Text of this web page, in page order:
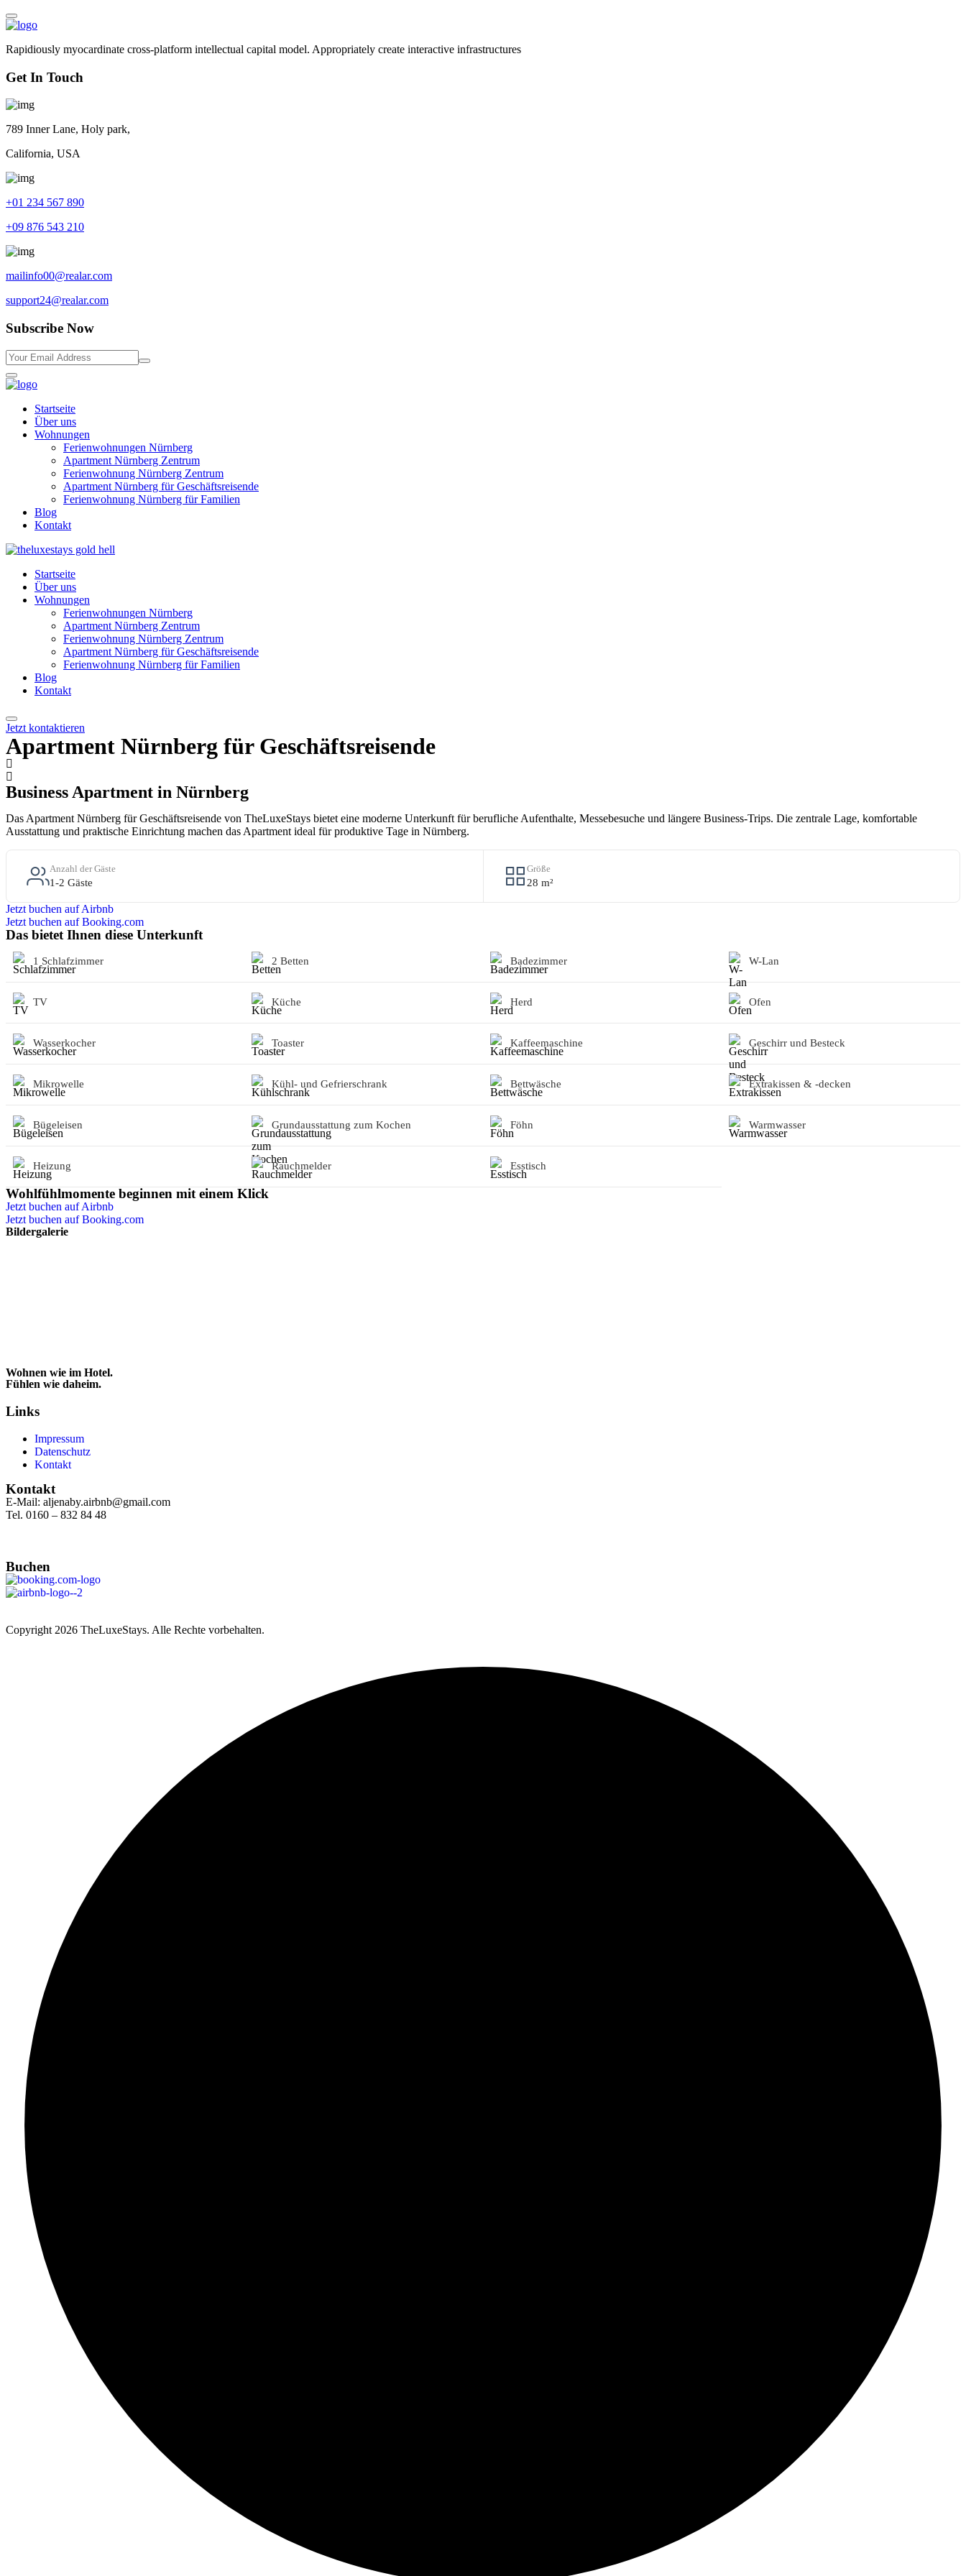
Rapidiously myocardinate cross-platform intellectual capital model. Appropriately create interactive infrastructures
Get In Touch
789 Inner Lane, Holy park,
California, USA
+01 234 567 890
+09 876 543 210
mailinfo00@realar.com
support24@realar.com
Subscribe Now
Startseite
Über uns
Wohnungen
Ferienwohnungen Nürnberg
Apartment Nürnberg Zentrum
Ferienwohnung Nürnberg Zentrum
Apartment Nürnberg für Geschäftsreisende
Ferienwohnung Nürnberg für Familien
Blog
Kontakt
Startseite
Über uns
Wohnungen
Ferienwohnungen Nürnberg
Apartment Nürnberg Zentrum
Ferienwohnung Nürnberg Zentrum
Apartment Nürnberg für Geschäftsreisende
Ferienwohnung Nürnberg für Familien
Blog
Kontakt
Jetzt kontaktieren
Apartment Nürnberg für Geschäftsreisende
Business Apartment in Nürnberg
Das Apartment Nürnberg für Geschäftsreisende von TheLuxeStays bietet eine moderne Unterkunft für berufliche Aufenthalte, Messebesuche und längere Business-Trips. Die zentrale Lage, komfortable
Ausstattung und praktische Einrichtung machen das Apartment ideal für produktive Tage in Nürnberg.
Anzahl der Gäste
1-2 Gäste
Größe
28 m²
Jetzt buchen auf Airbnb
Jetzt buchen auf Booking.com
Das bietet Ihnen diese Unterkunft
1 Schlafzimmer 2 Betten Badezimmer W-Lan
TV Küche Herd Ofen
Wasserkocher Toaster Kaffeemaschine Geschirr und Besteck
Mikrowelle Kühl- und Gefrierschrank Bettwäsche Extrakissen & -decken
Bügeleisen Grundausstattung zum Kochen Föhn Warmwasser
Heizung Rauchmelder Esstisch
Wohlfühlmomente beginnen mit einem Klick
Jetzt buchen auf Airbnb
Jetzt buchen auf Booking.com
Bildergalerie
Wohnen wie im Hotel.
Fühlen wie daheim.
Links
Impressum
Datenschutz
Kontakt
Kontakt
E-Mail: aljenaby.airbnb@gmail.com
Tel. 0160 – 832 84 48
Buchen
Copyright 2026 TheLuxeStays. Alle Rechte vorbehalten.